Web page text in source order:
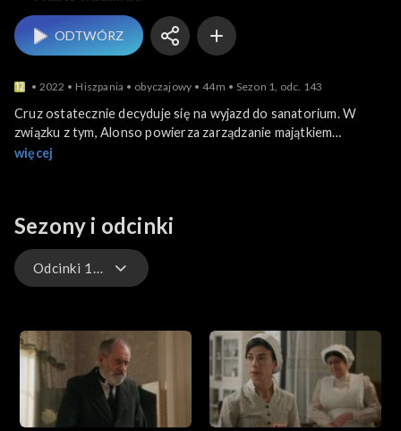
ODTWÓRZ
2022 Hiszpania obyczajowy 44m Sezon 1, odc. 143
Cruz ostatecznie decyduje się na wyjazd do sanatorium. W
związku z tym, Alonso powierza zarządzanie majątkiem
Catalinie. Gregoriowi wreszcie udaje się namówić Pię na wizytę
Jany, nie chce z nią rozmawiać.
więcej
Sezony i odcinki
Odcinki 1-145
Odcinki 295-338
Odcinki 146-294